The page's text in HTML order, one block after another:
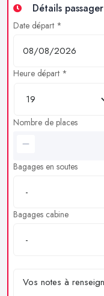
Détails passager
Date départ *
Heure départ *
Nombre de places
Bagages en soutes
Bagages cabine